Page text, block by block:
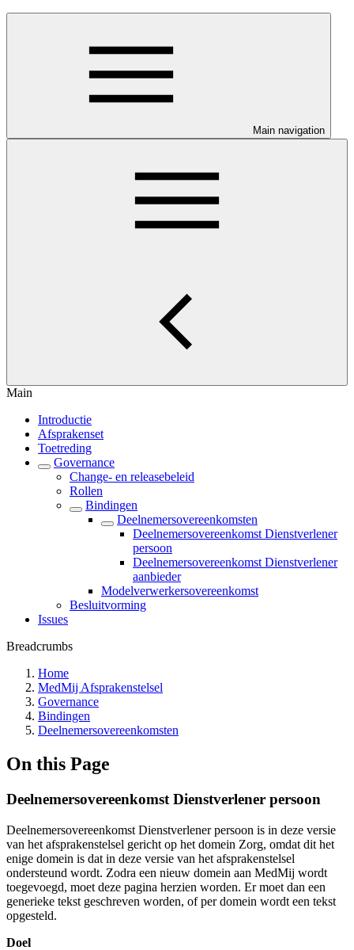
Main navigation
Main
Introductie
Afsprakenset
Toetreding
Governance
Change- en releasebeleid
Rollen
Bindingen
Deelnemersovereenkomsten
Deelnemersovereenkomst Dienstverlener
persoon
Deelnemersovereenkomst Dienstverlener
aanbieder
Modelverwerkersovereenkomst
Besluitvorming
Issues
Breadcrumbs
Home
MedMij Afsprakenstelsel
Governance
Bindingen
Deelnemersovereenkomsten
On this Page
Deelnemersovereenkomst Dienstverlener persoon
Deelnemersovereenkomst Dienstverlener persoon is in deze versie
van het afsprakenstelsel gericht op het domein Zorg, omdat dit het
enige domein is dat in deze versie van het afsprakenstelsel
ondersteund wordt. Zodra een nieuw domein aan MedMij wordt
toegevoegd, moet deze pagina herzien worden. Er moet dan een
generieke tekst geschreven worden, of per domein wordt een tekst
opgesteld.
Doel